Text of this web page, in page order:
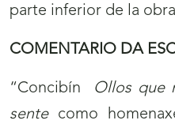
parte inferior de la
COMENTARIO DA
“Concibín
Ollos que
sentecomo